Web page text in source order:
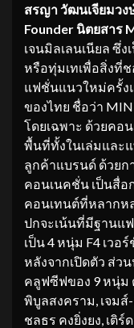
สรญา วัฒนเจียมวง
Founder นิตยสาร
เจนมิลเลนเนียล ซึ่
หรือทุ่มเทเพื่อสิ่งที่ช
แฟชั่นแนวใหม่ครั้ง
ของไทย ชื่อว่า
โดยเฉพาะ ด้วยคอ
พื้นที่ทั้งในเล่มและ
ลูกค้าแบรนด์ ด้วยก
คอนเนคชั่น เป็นสื่อ
คอนเทนต์ที่หลากห
ปกจะเน้นที่มีฐานแ
เป็น 4 หนุ่ม F4 เวอ
หลังจากเปิดตัว ส่ว
คลูฟซีฟของ 9 หนุ่ม
พิบูลสงคราม, เจม
ชลธร คงยิ่งยง, เติร์